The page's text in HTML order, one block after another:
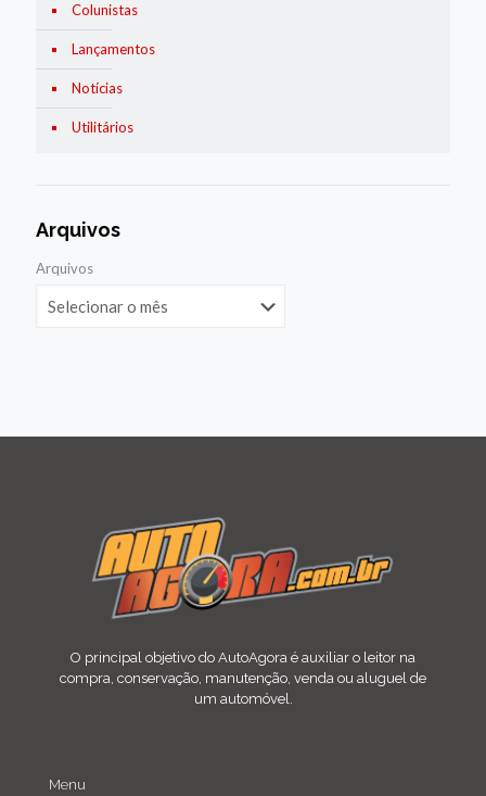
Colunistas
Lançamentos
Notícias
Utilitários
Arquivos
Arquivos
O principal objetivo do AutoAgora é auxiliar o leitor na
compra, conservação, manutenção, venda ou aluguel de
um automóvel.
Menu